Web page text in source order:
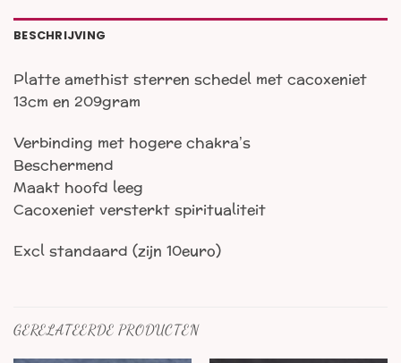
BESCHRIJVING
Platte amethist sterren schedel met cacoxeniet
13cm en 209gram
Verbinding met hogere chakra’s
Beschermend
Maakt hoofd leeg
Cacoxeniet versterkt spiritualiteit
Excl standaard (zijn 10euro)
GERELATEERDE PRODUCTEN